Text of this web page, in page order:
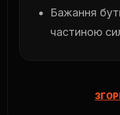
Бажання
частиною